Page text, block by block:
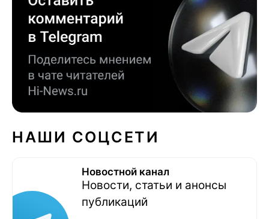
НАШИ СОЦСЕТИ
Новостной канал
Новости, статьи и анонсы
публикаций